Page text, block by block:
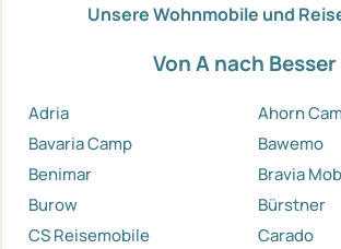
Unsere Wohnmobile und
Von A nach Besser
Adria
Ahorn
Bavaria Camp
Bawemo
Benimar
Bravia
Burow
Bürstner
CS Reisemobile
Carado